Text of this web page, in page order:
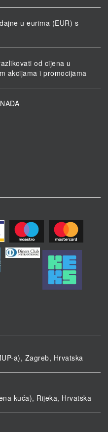
u eurima (EUR) s
od cijena u
akcijama i promocijama
a), Zagreb, Hrvatska
kuća), Rijeka, Hrvatska